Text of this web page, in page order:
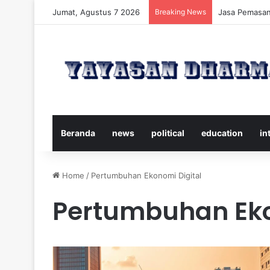
Jumat, Agustus 7 2026 Breaking News Panduan
Beranda news political education
Home / Pertumbuhan Ekonomi Digital
Pertumbuhan